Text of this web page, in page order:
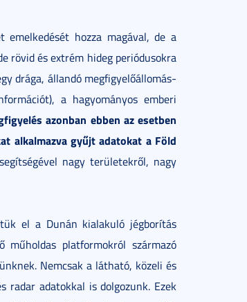
emelkedését hozza magával, de a
rövid és extrém hideg periódusokra
drága, állandó megfigyelőállomás-
a hagyományos emberi
azonban ebben az esetben
alkalmazva gyűjt adatokat a Föld
nagy területekről, nagy
el a Dunán kialakuló jégborítás
műholdas platformokról származó
Nemcsak a látható, közeli és
radar adatokkal is dolgozunk. Ezek